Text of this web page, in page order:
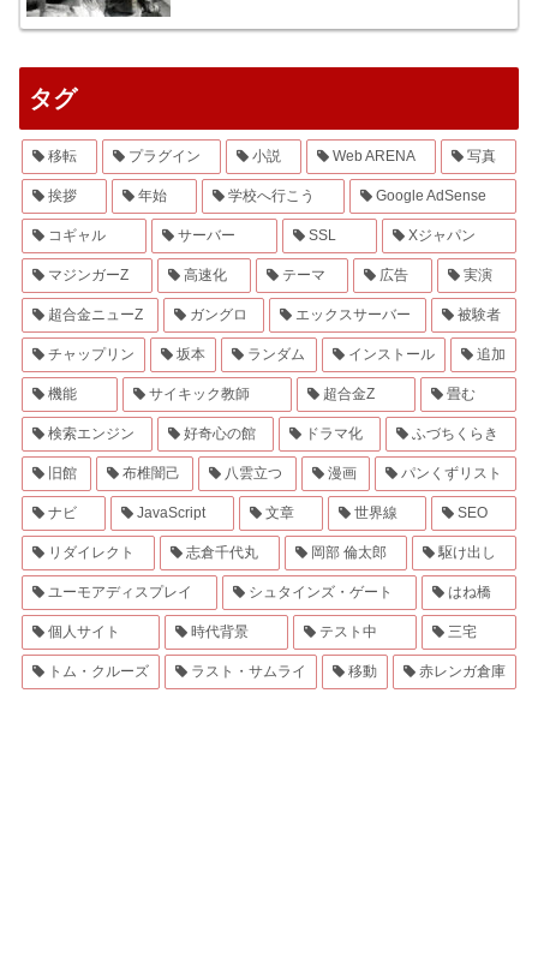
タグ
移転 プラグイン 小説 Web ARENA 写真
挨拶 年始 学校へ行こう Google AdSense
コギャル サーバー SSL Xジャパン
マジンガーZ 高速化 テーマ 広告 実演
超合金ニューZ ガングロ エックスサーバー 被験者
チャップリン 坂本 ランダム インストール 追加
機能 サイキック教師 超合金Z 畳む
検索エンジン 好奇心の館 ドラマ化 ふづちくらき
旧館 布椎闇己 八雲立つ 漫画 パンくずリスト
ナビ JavaScript 文章 世界線 SEO
リダイレクト 志倉千代丸 岡部 倫太郎 駆け出し
ユーモアディスプレイ シュタインズ・ゲート はね橋
個人サイト 時代背景 テスト中 三宅
トム・クルーズ ラスト・サムライ 移動 赤レンガ倉庫